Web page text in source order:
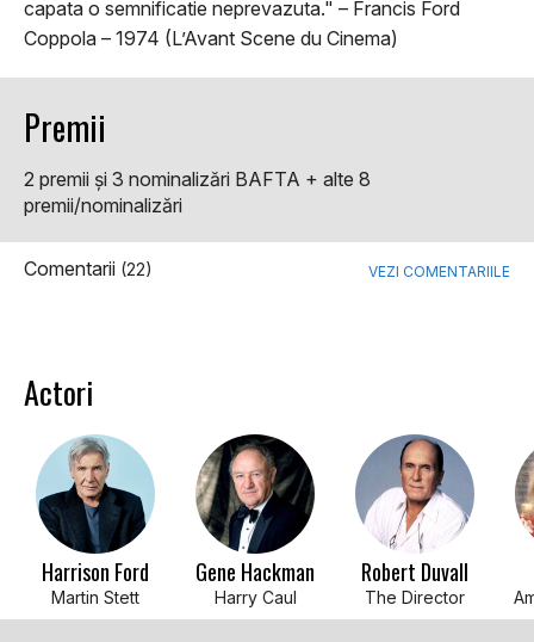
capata o semnificatie neprevazuta." – Francis Ford
Coppola – 1974 (L’Avant Scene du Cinema)
Premii
2 premii şi 3 nominalizări BAFTA + alte 8
premii/nominalizări
Comentarii (22) VEZI COMENTARIILE
Actori
Harrison Ford
Martin Stett
Gene Hackman
Harry Caul
Robert Duvall
The Director